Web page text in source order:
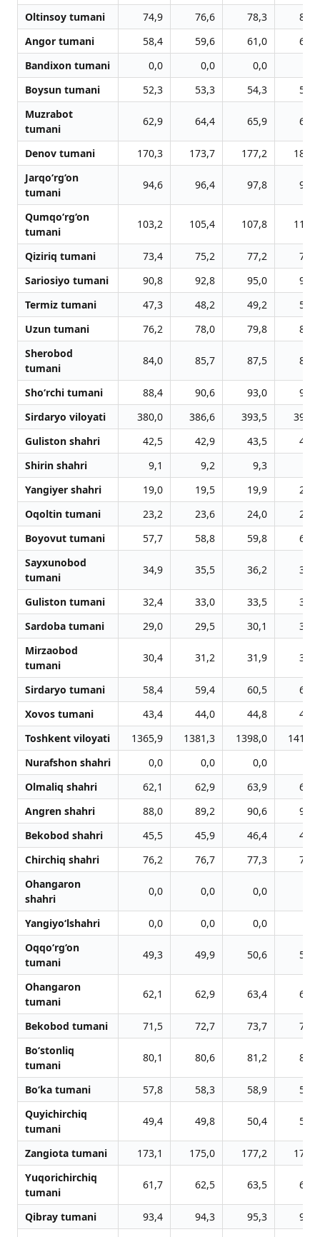
Oltinsoy tumani
74,9 76,6 78,3
80,1
Angor tumani
58,4 59,6 61,0
62,1
Bandixon tumani
0,0 0,0 0,0
Boysun tumani
52,3 53,3 54,3
55,4
Muzrabot
tumani
62,9 64,4 65,9 67,0
Denov tumani 170,3 173,7 177,2
180,9
Jarqo‘rg‘on
tumani
94,6 96,4 97,8 99,8
Qumqo‘rg‘on
tumani
103,2 105,4 107,8 110,1
Qiziriq tumani 73,4 75,2 77,2
79,3
Sariosiyo tumani
90,8 92,8 95,0
96,9
Termiz tumani
47,3 48,2 49,2
50,2
Uzun tumani
76,2 78,0 79,8
81,4
Sherobod
tumani
84,0 85,7 87,5 89,4
Sho‘rchi tumani 88,4 90,6 93,0
95,0
Sirdaryo viloyati
380,0 386,6 393,5
399,5
Guliston shahri
42,5 42,9 43,5
44,0
Shirin shahri
9,1 9,2 9,3
Yangiyer shahri
19,0 19,5 19,9
20,3
Oqoltin tumani
23,2 23,6 24,0
24,5
Boyovut tumani
57,7 58,8 59,8
60,8
Sayxunobod
tumani
34,9 35,5 36,2 36,7
Guliston tumani 32,4 33,0 33,5
33,9
Sardoba tumani
29,0 29,5 30,1
30,6
Mirzaobod
tumani
30,4 31,2 31,9 32,8
Sirdaryo tumani 58,4 59,4 60,5
61,1
Xovos tumani
43,4 44,0 44,8
45,4
Toshkent viloyati
1365,9 1381,3 1398,0
1414,3
Nurafshon shahri
0,0 0,0 0,0
Olmaliq shahri
62,1 62,9 63,9
64,8
Angren shahri
88,0 89,2 90,6
91,9
Bekobod shahri
45,5 45,9 46,4
46,7
Chirchiq shahri
76,2 76,7 77,3
78,2
Ohangaron
shahri
0,0 0,0 0,0
Yangiyo‘lshahri 0,0 0,0 0,0
Oqqo‘rg‘on
tumani
49,3 49,9 50,6 51,2
Ohangaron
tumani
62,1 62,9 63,4 63,8
Bekobod tumani 71,5 72,7 73,7
74,8
Bo‘stonliq
tumani
80,1 80,6 81,2 81,5
Bo‘ka tumani 57,8 58,3 58,9
59,6
Quyichirchiq
tumani
49,4 49,8 50,4 51,0
Zangiota tumani 173,1 175,0 177,2
179,2
Yuqorichirchiq
tumani
61,7 62,5 63,5 64,5
Qibray tumani 93,4 94,3 95,3
96,7